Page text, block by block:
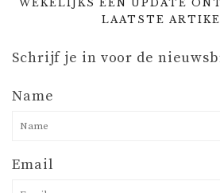
WEKELIJKS EEN UPDATE
LAATSTE
Schrijf je in voor de
Name
Email